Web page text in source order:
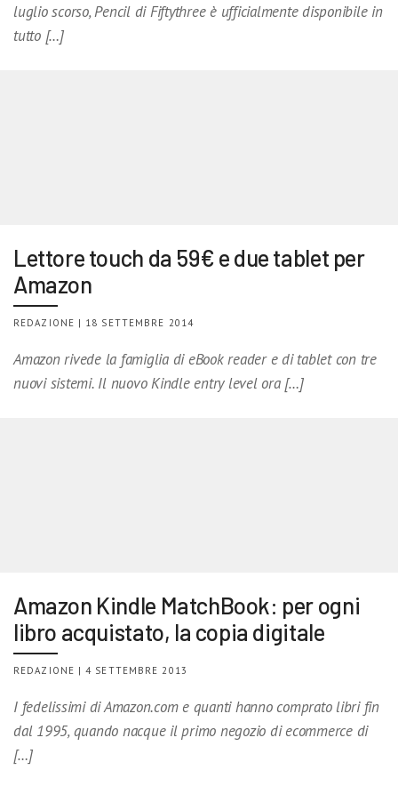
luglio scorso, Pencil di Fiftythree è ufficialmente disponibile in
tutto […]
Lettore touch da 59€ e due tablet per
Amazon
REDAZIONE | 18 SETTEMBRE 2014
Amazon rivede la famiglia di eBook reader e di tablet con tre
nuovi sistemi. Il nuovo Kindle entry level ora […]
Amazon Kindle MatchBook: per ogni
libro acquistato, la copia digitale
REDAZIONE | 4 SETTEMBRE 2013
I fedelissimi di Amazon.com e quanti hanno comprato libri fin
dal 1995, quando nacque il primo negozio di ecommerce di
[…]